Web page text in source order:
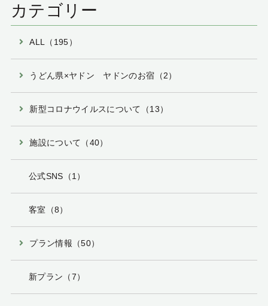
カテゴリー
ALL（195）
うどん県×ヤドン ヤドンのお宿（2）
新型コロナウイルスについて（13）
施設について（40）
公式SNS（1）
客室（8）
プラン情報（50）
新プラン（7）